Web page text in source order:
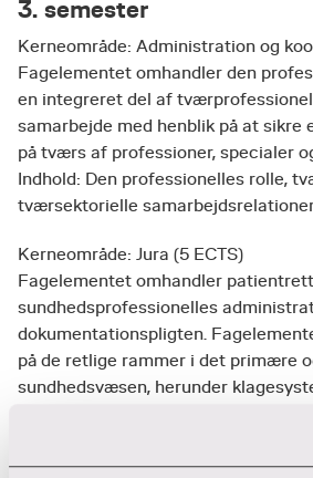
3. semester
Kerneområde: Administration og
Fagelementet omhandler den
en integreret del af
samarbejde med henblik på at sikre
på tværs af professioner, specialer
Indhold: Den professionelles rolle,
tværsektorielle
Kerneområde: Jura (5 ECTS)
Fagelementet omhandler
sundhedsprofessionelles
dokumentationspligten.
på de retlige rammer i det primære
sundhedsvæsen, herunder
Indhold: Patientrettigheder,
pligter, sundhedsloven, serviceloven